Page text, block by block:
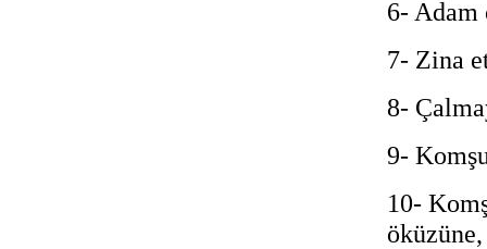
6- Adam
7- Zina
8-
9-
10-